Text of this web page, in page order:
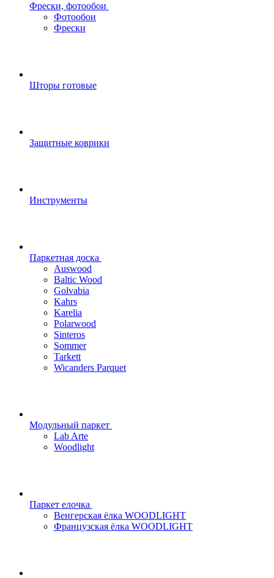
Фрески, фотообои
Фотообои
Фрески
Шторы готовые
Защитные коврики
Инструменты
Паркетная доска
Auswood
Baltic Wood
Golvabia
Kahrs
Karelia
Polarwood
Sinteros
Sommer
Tarkett
Wicanders Parquet
Модульный паркет
Lab Arte
Woodlight
Паркет елочка
Венгерская ёлка WOODLIGHT
Французская ёлка WOODLIGHT